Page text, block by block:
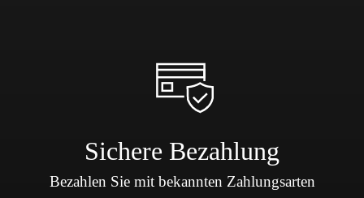
Sichere Bezahlung
Bezahlen Sie mit bekannten Zahlungsarten